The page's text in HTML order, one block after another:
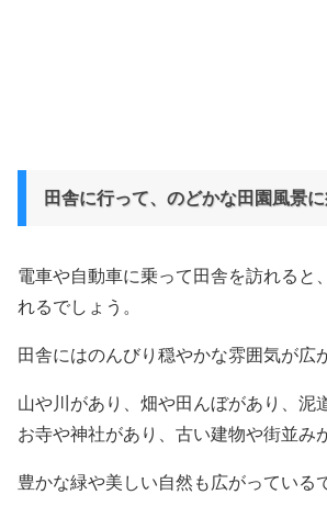
田舎に行って、のどかな田園風景
電車や自動車に乗って田舎を訪れると
れるでしょう。
田舎にはのんびり穏やかな雰囲気が広
山や川があり、畑や田んぼがあり、泥
お寺や神社があり、古い建物や街並み
豊かな緑や美しい自然も広がっている